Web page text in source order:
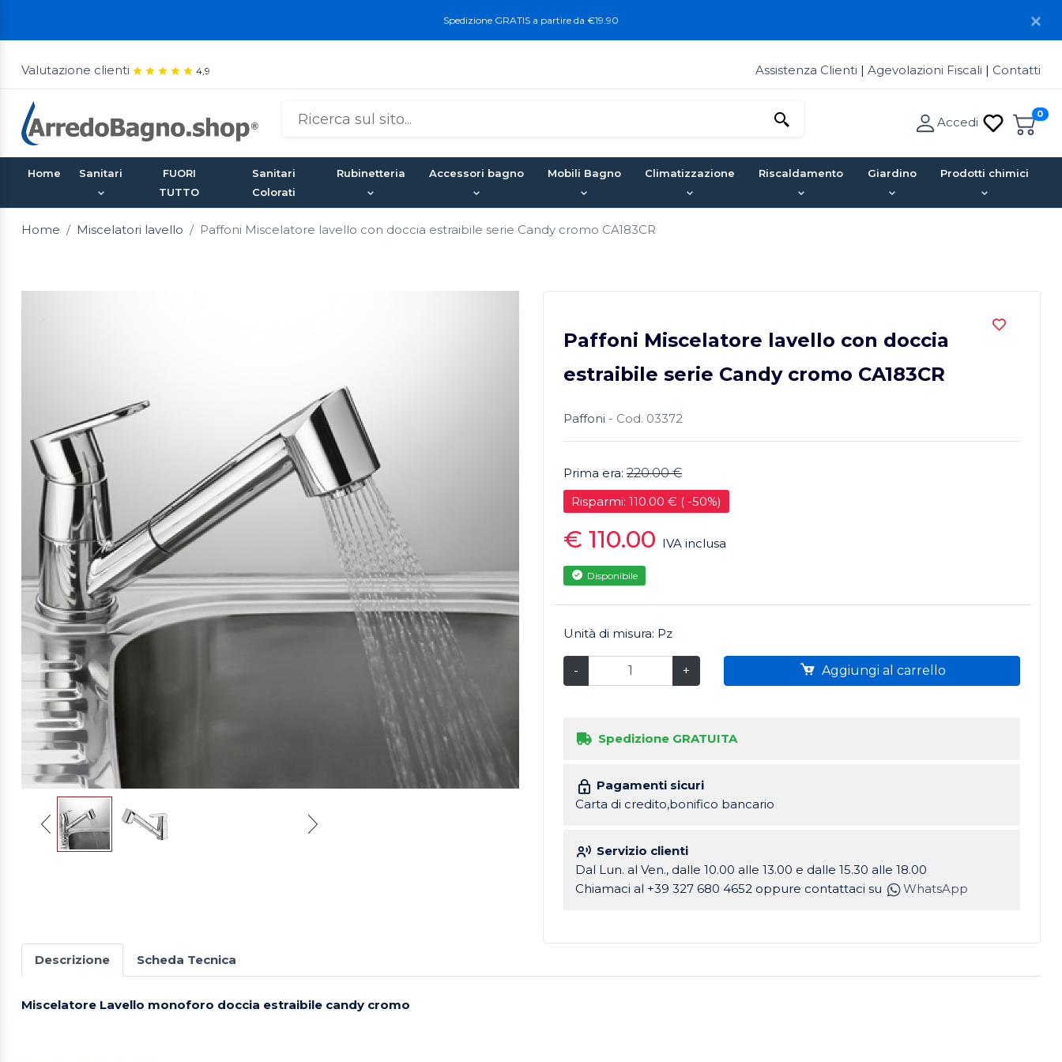
Spedizione GRATIS a partire da €19.90
Valutazione clienti 4,9 Assistenza Clienti | Agevolazioni Fiscali | Contatti
0
Accedi
Home Sanitari
FUORI
TUTTO
Sanitari
Colorati
Rubinetteria Accessori bagno Mobili Bagno Climatizzazione Riscaldamento Giardino Prodotti chimici
Home Miscelatori lavello Paffoni Miscelatore lavello con doccia estraibile serie Candy cromo CA183CR
Paffoni Miscelatore lavello con doccia
estraibile serie Candy cromo CA183CR
Paffoni - Cod. 03372
Prima era: 220.00 €
Risparmi: 110.00 € ( -50%)
€ 110.00 IVA inclusa
Disponibile
Unità di misura: Pz
- + Aggiungi al carrello
Spedizione GRATUITA
Pagamenti sicuri
Carta di credito,bonifico bancario
Servizio clienti
Dal Lun. al Ven., dalle 10.00 alle 13.00 e dalle 15.30 alle 18.00
Chiamaci al +39 327 680 4652 oppure contattaci su
WhatsApp
Descrizione Scheda Tecnica
Miscelatore Lavello monoforo doccia estraibile candy cromo